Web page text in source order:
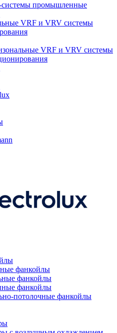
промышленные
VRF и VRV системы
VRF и VRV системы
фанкойлы
фанкойлы
фанкойлы
потолочные фанкойлы